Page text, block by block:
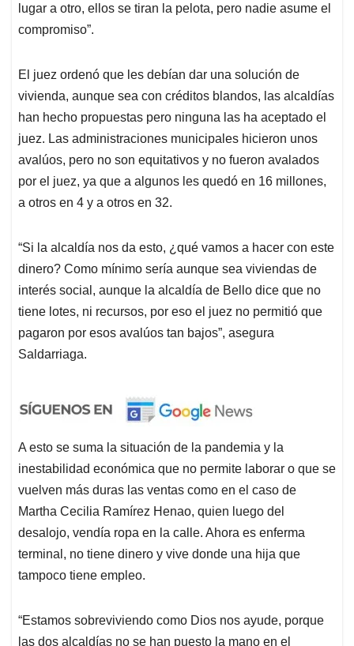
lugar a otro, ellos se tiran la pelota, pero nadie asume el
compromiso”.
El juez ordenó que les debían dar una solución de
vivienda, aunque sea con créditos blandos, las alcaldías
han hecho propuestas pero ninguna las ha aceptado el
juez. Las administraciones municipales hicieron unos
avalúos, pero no son equitativos y no fueron avalados
por el juez, ya que a algunos les quedó en 16 millones,
a otros en 4 y a otros en 32.
“Si la alcaldía nos da esto, ¿qué vamos a hacer con este
dinero? Como mínimo sería aunque sea viviendas de
interés social, aunque la alcaldía de Bello dice que no
tiene lotes, ni recursos, por eso el juez no permitió que
pagaron por esos avalúos tan bajos”, asegura
Saldarriaga.
A esto se suma la situación de la pandemia y la
inestabilidad económica que no permite laborar o que se
vuelven más duras las ventas como en el caso de
Martha Cecilia Ramírez Henao, quien luego del
desalojo, vendía ropa en la calle. Ahora es enferma
terminal, no tiene dinero y vive donde una hija que
tampoco tiene empleo.
“Estamos sobreviviendo como Dios nos ayude, porque
las dos alcaldías no se han puesto la mano en el